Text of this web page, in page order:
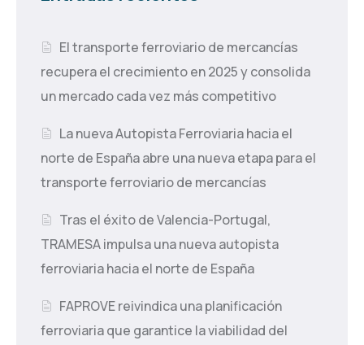
El transporte ferroviario de mercancías
recupera el crecimiento en 2025 y consolida
un mercado cada vez más competitivo
La nueva Autopista Ferroviaria hacia el
norte de España abre una nueva etapa para el
transporte ferroviario de mercancías
Tras el éxito de Valencia-Portugal,
TRAMESA impulsa una nueva autopista
ferroviaria hacia el norte de España
FAPROVE reivindica una planificación
ferroviaria que garantice la viabilidad del